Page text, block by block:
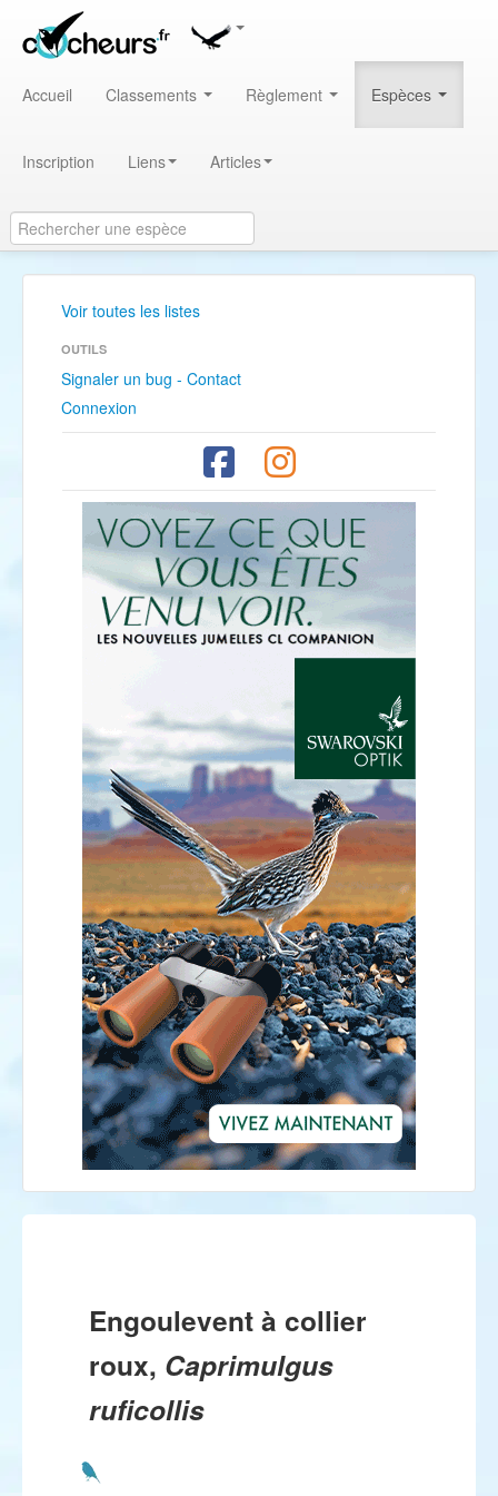
Accueil Classements Règlement Espèces
Inscription Liens Articles
Voir toutes les listes
OUTILS
Signaler un bug - Contact
Connexion
Engoulevent à collier
roux, Caprimulgus
ruficollis